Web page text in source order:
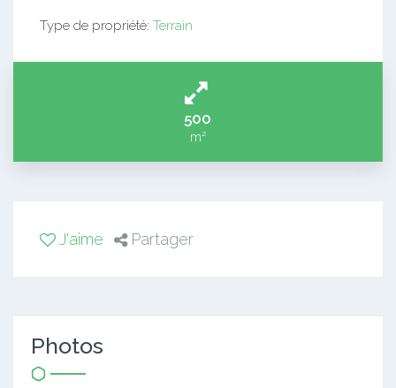
Type de propriété: Terrain
500
m²
J'aime Partager
Photos